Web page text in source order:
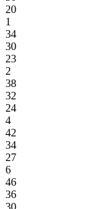
20
1
34
30
23
2
38
32
24
4
42
34
27
6
46
36
30